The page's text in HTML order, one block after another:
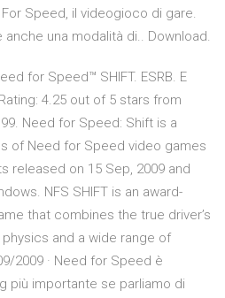
Speed, il videogioco di gare.
una modalità di.. Download.
for Speed™ SHIFT. ESRB. E
4.25 out of 5 stars from
Need for Speed: Shift is a
of Need for Speed video games
released on 15 Sep, 2009 and
NFS SHIFT is an award-
that combines the true driver’s
and a wide range of
2009 · Need for Speed è
più importante se parliamo di